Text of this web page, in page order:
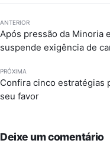
ANTERIOR
Após pressão da Minoria
suspende exigência de
PRÓXIMA
Confira cinco estratégias
seu favor
Deixe um comentário